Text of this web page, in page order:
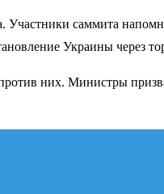
Участники саммита
Украины через
них. Министры